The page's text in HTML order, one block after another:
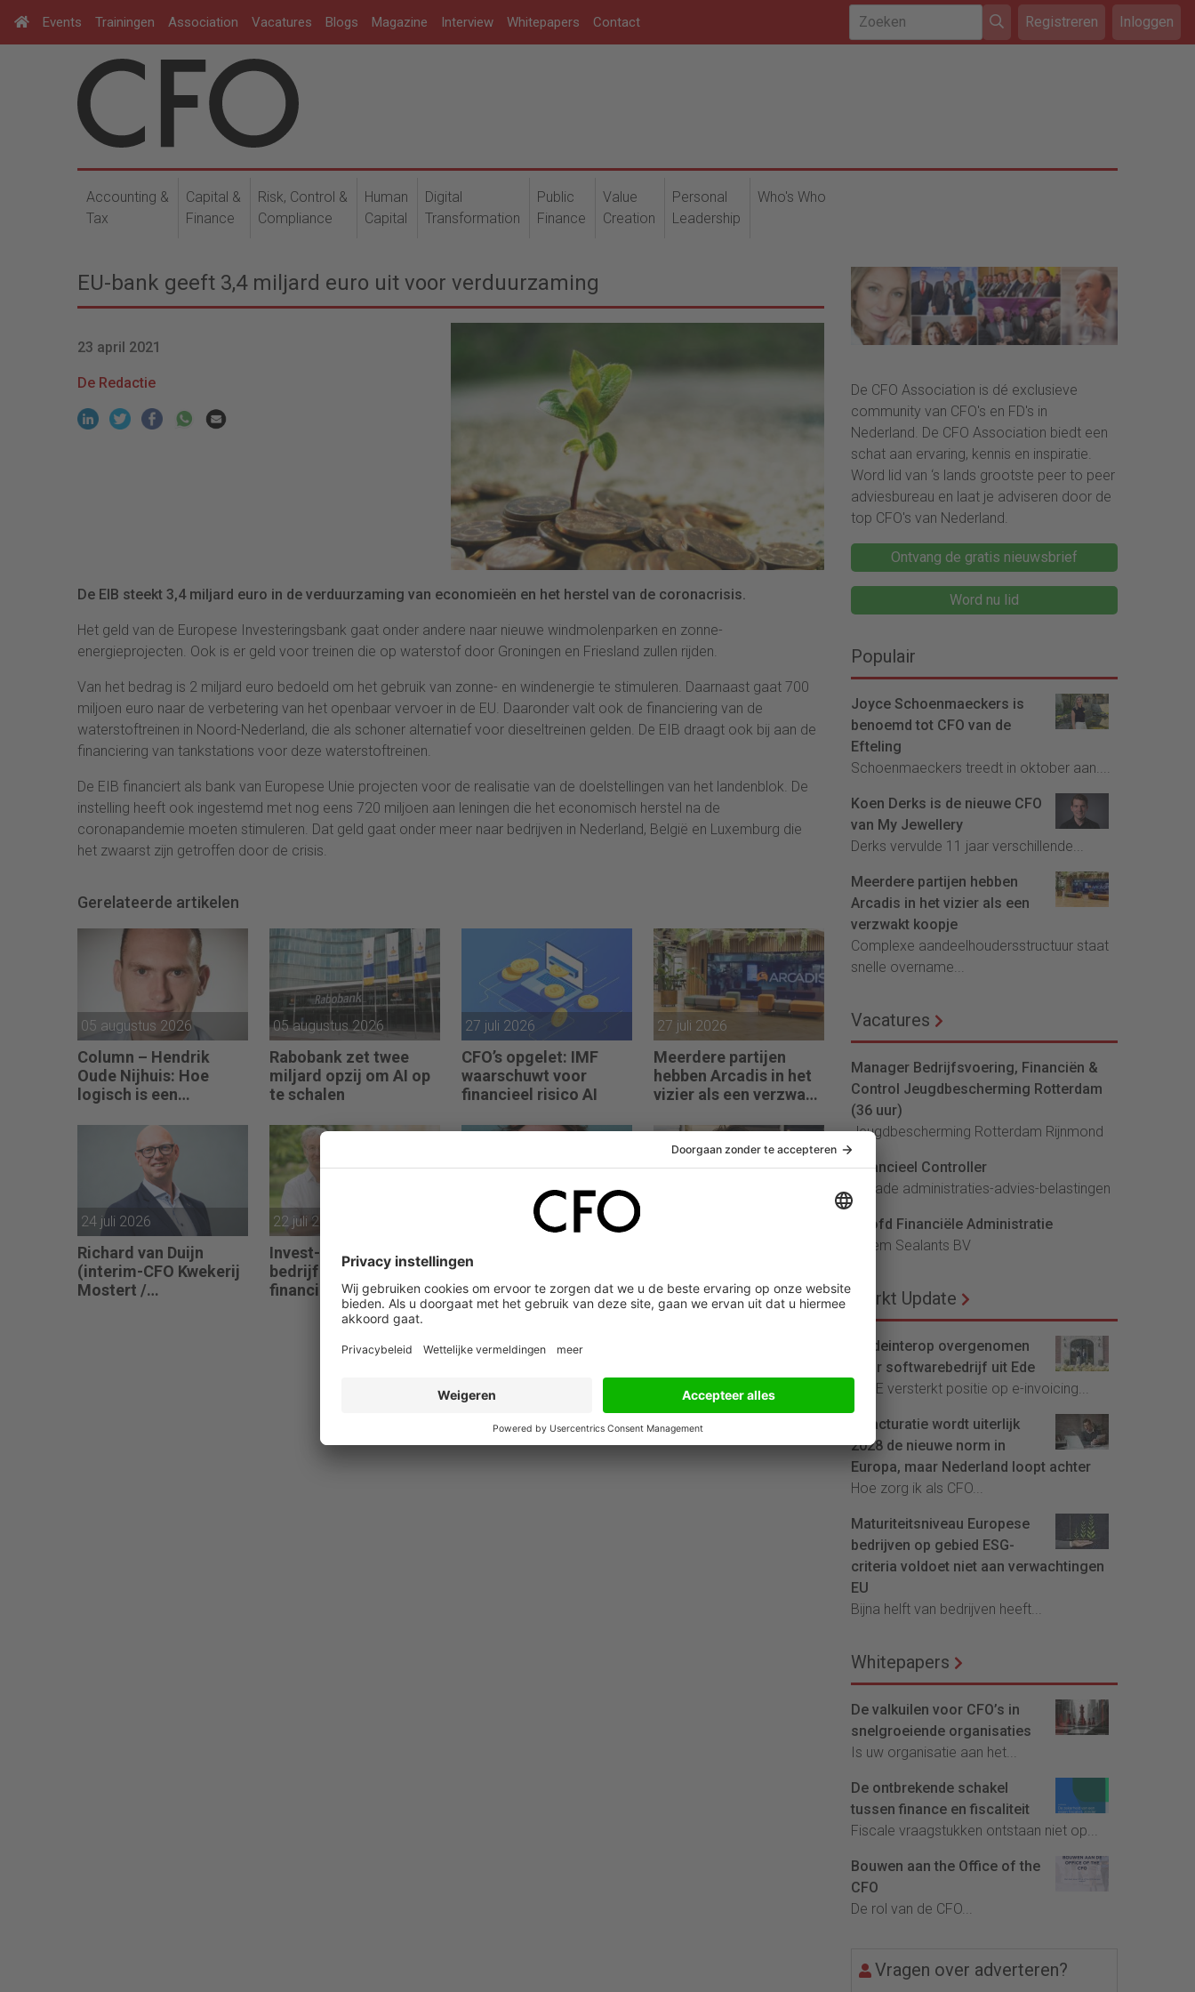
Events Trainingen Association Vacatures Blogs Magazine Interview Whitepapers Contact Registreren Inloggen
Accounting &
Tax
Capital &
Finance
Risk, Control &
Compliance
Human
Capital
Digital
Transformation
Public
Finance
Value
Creation
Personal
Leadership
Who's Who
EU-bank geeft 3,4 miljard euro uit voor verduurzaming
23 april 2021
De Redactie
De EIB steekt 3,4 miljard euro in de verduurzaming van economieën en het herstel van de coronacrisis.
Het geld van de Europese Investeringsbank gaat onder andere naar nieuwe windmolenparken en zonne-
energieprojecten. Ook is er geld voor treinen die op waterstof door Groningen en Friesland zullen rijden.
Van het bedrag is 2 miljard euro bedoeld om het gebruik van zonne- en windenergie te stimuleren. Daarnaast gaat 700
miljoen euro naar de verbetering van het openbaar vervoer in de EU. Daaronder valt ook de financiering van de
waterstoftreinen in Noord-Nederland, die als schoner alternatief voor dieseltreinen gelden. De EIB draagt ook bij aan de
financiering van tankstations voor deze waterstoftreinen.
De EIB financiert als bank van Europese Unie projecten voor de realisatie van de doelstellingen van het landenblok. De
instelling heeft ook ingestemd met nog eens 720 miljoen aan leningen die het economisch herstel na de
coronapandemie moeten stimuleren. Dat geld gaat onder meer naar bedrijven in Nederland, België en Luxemburg die
het zwaarst zijn getroffen door de crisis.
Gerelateerde artikelen
05 augustus 2026
Column – Hendrik
Oude Nijhuis: Hoe
logisch is een
eigenlijk?
05 augustus 2026
Rabobank zet twee
miljard opzij om AI op
te schalen
27 juli 2026
CFO’s opgelet: IMF
waarschuwt voor
financieel risico AI
27 juli 2026
Meerdere partijen
hebben Arcadis in het
vizier als een verzwakt
24 juli 2026
Richard van Duijn
(interim-CFO Kwekerij
Mostert /
22 juli 2026
Invest-NL stapt in AI-
bedrijf CuspAI bij
financieringsronde van
450 miljoen dollar
22 juli 2026
bescherming tegen
Amerikaanse
afhankelijkheid
MARVIS): “Ik had net
mijn bureau op de
op mijn bord.”
De CFO Association is dé exclusieve
community van CFO's en FD's in
Nederland. De CFO Association biedt een
schat aan ervaring, kennis en inspiratie.
Word lid van ‘s lands grootste peer to peer
adviesbureau en laat je adviseren door de
top CFO's van Nederland.
Ontvang de gratis nieuwsbrief
Word nu lid
Populair
Joyce Schoenmaeckers is
benoemd tot CFO van de
Efteling
Schoenmaeckers treedt in oktober aan....
Koen Derks is de nieuwe CFO
van My Jewellery
Derks vervulde 11 jaar verschillende...
Meerdere partijen hebben
Arcadis in het vizier als een
verzwakt koopje
Complexe aandeelhoudersstructuur staat
snelle overname...
Vacatures
Manager Bedrijfsvoering, Financiën &
Control Jeugdbescherming Rotterdam
(36 uur)
Jeugdbescherming Rotterdam Rijnmond
Financieel Controller
lArcade administraties-advies-belastingen
Hoofd Financiële Administratie
Bloem Sealants BV
Markt Update
Tradeinterop overgenomen
door softwarebedrijf uit Ede
4CEE versterkt positie op e-invoicing...
E-facturatie wordt uiterlijk
2028 de nieuwe norm in
Europa, maar Nederland loopt achter
Hoe zorg ik als CFO...
Maturiteitsniveau Europese
bedrijven op gebied ESG-
criteria voldoet niet aan verwachtingen
EU
Bijna helft van bedrijven heeft...
Whitepapers
De valkuilen voor CFO’s in
snelgroeiende organisaties
Is uw organisatie aan het...
De ontbrekende schakel
tussen finance en fiscaliteit
Fiscale vraagstukken ontstaan niet op...
Bouwen aan the Office of the
CFO
De rol van de CFO...
Vragen over adverteren?